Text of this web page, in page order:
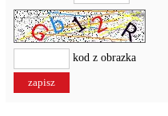
kod z obrazka